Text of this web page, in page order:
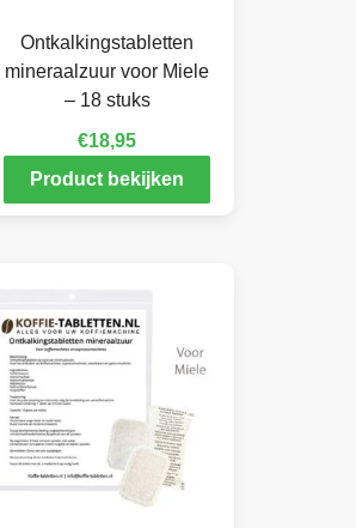
Ontkalkingstabletten
mineraalzuur voor Miele
– 18 stuks
€18,95
Product bekijken